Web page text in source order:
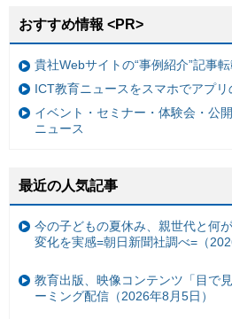
おすすめ情報 <PR>
貴社Webサイトの“事例紹介”記事
ICT教育ニュースをスマホでアプ
イベント・セミナー・体験会・公
ニュース
最近の人気記事
今の子どもの夏休み、親世代と何
変化を実感=朝日新聞社調べ=（
教育出版、映像コンテンツ「目で
ーミング配信（2026年8月5日）